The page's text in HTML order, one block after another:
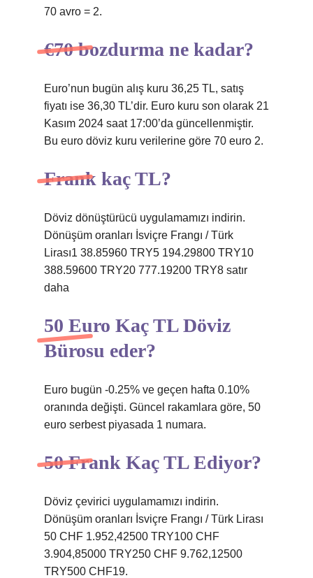
70 avro = 2.
€70 bozdurma ne kadar?
Euro’nun bugün alış kuru 36,25 TL, satış
fiyatı ise 36,30 TL’dir. Euro kuru son olarak 21
Kasım 2024 saat 17:00’da güncellenmiştir.
Bu euro döviz kuru verilerine göre 70 euro 2.
Frank kaç TL?
Döviz dönüştürücü uygulamamızı indirin.
Dönüşüm oranları İsviçre Frangı / Türk
Lirası1 38.85960 TRY5 194.29800 TRY10
388.59600 TRY20 777.19200 TRY8 satır
daha
50 Euro Kaç TL Döviz
Bürosu eder?
Euro bugün -0.25% ve geçen hafta 0.10%
oranında değişti. Güncel rakamlara göre, 50
euro serbest piyasada 1 numara.
50 Frank Kaç TL Ediyor?
Döviz çevirici uygulamamızı indirin.
Dönüşüm oranları İsviçre Frangı / Türk Lirası
50 CHF 1.952,42500 TRY100 CHF
3.904,85000 TRY250 CHF 9.762,12500
TRY500 CHF19.